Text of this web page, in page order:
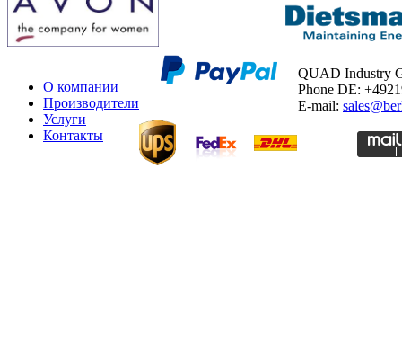
О компании
Производители
Услуги
Контакты
QUAD Industry
Phone DE:
E-mail: